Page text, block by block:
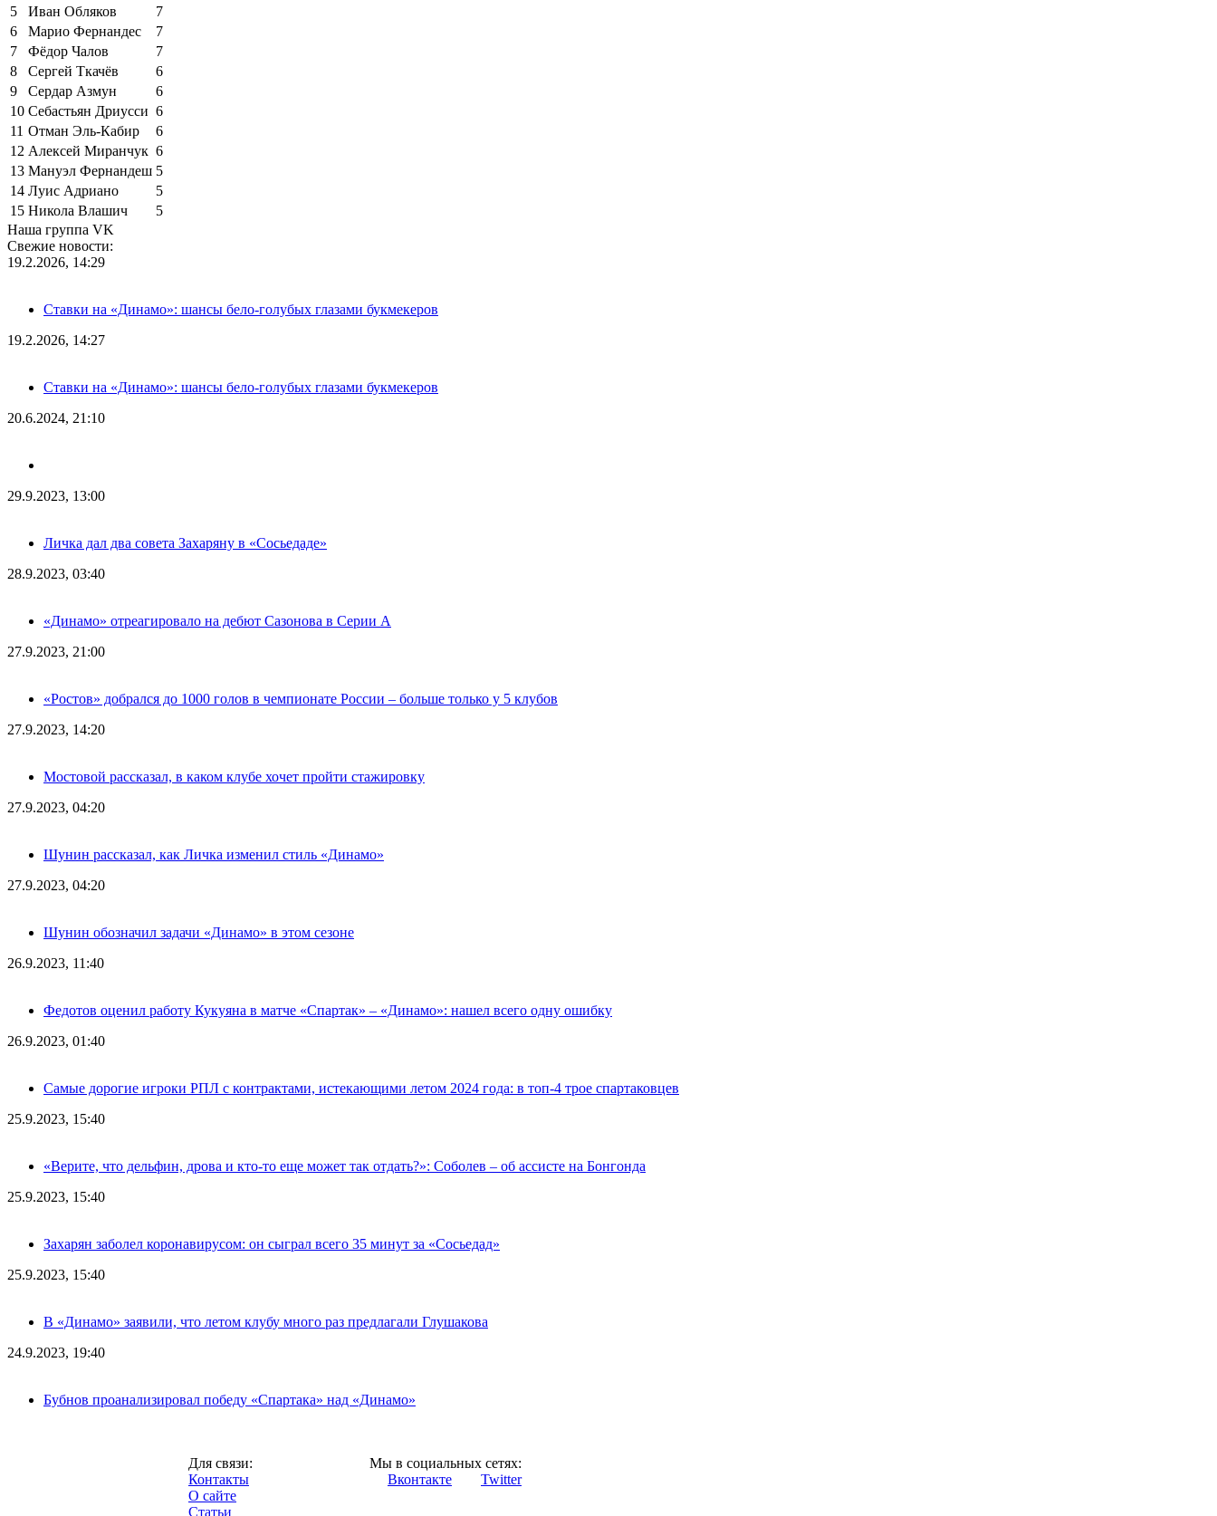
5
Иван Обляков
7
6
Марио Фернандес
7
7
Фёдор Чалов
7
8
Сергей Ткачёв
6
9
Сердар Азмун
6
10 Себастьян Дриусси 6
11 Отман Эль-Кабир
6
12 Алексей Миранчук 6
13 Мануэл Фернандеш 5
14 Луис Адриано
5
15 Никола Влашич
5
Наша группа VK
Свежие новости:
19.2.2026, 14:29
Ставки на «Динамо»: шансы бело-голубых глазами букмекеров
19.2.2026, 14:27
Ставки на «Динамо»: шансы бело-голубых глазами букмекеров
20.6.2024, 21:10
29.9.2023, 13:00
Личка дал два совета Захаряну в «Сосьедаде»
28.9.2023, 03:40
«Динамо» отреагировало на дебют Сазонова в Серии А
27.9.2023, 21:00
«Ростов» добрался до 1000 голов в чемпионате России – больше только у 5 клубов
27.9.2023, 14:20
Мостовой рассказал, в каком клубе хочет пройти стажировку
27.9.2023, 04:20
Шунин рассказал, как Личка изменил стиль «Динамо»
27.9.2023, 04:20
Шунин обозначил задачи «Динамо» в этом сезоне
26.9.2023, 11:40
Федотов оценил работу Кукуяна в матче «Спартак» – «Динамо»: нашел всего одну ошибку
26.9.2023, 01:40
Самые дорогие игроки РПЛ с контрактами, истекающими летом 2024 года: в топ-4 трое спартаковцев
25.9.2023, 15:40
«Верите, что дельфин, дрова и кто-то еще может так отдать?»: Соболев – об ассисте на Бонгонда
25.9.2023, 15:40
Захарян заболел коронавирусом: он сыграл всего 35 минут за «Сосьедад»
25.9.2023, 15:40
В «Динамо» заявили, что летом клубу много раз предлагали Глушакова
24.9.2023, 19:40
Бубнов проанализировал победу «Спартака» над «Динамо»
Для связи:
Контакты
О сайте
Статьи
Мы в социальных сетях:
Вконтакте
Twitter